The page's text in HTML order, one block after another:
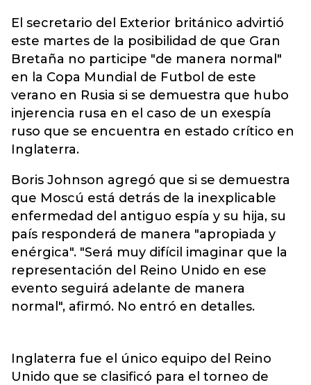
El secretario del Exterior británico advirtió
este martes de la posibilidad de que Gran
Bretaña no participe "de manera normal"
en la Copa Mundial de Futbol de este
verano en Rusia si se demuestra que hubo
injerencia rusa en el caso de un exespía
ruso que se encuentra en estado crítico en
Inglaterra.
Boris Johnson agregó que si se demuestra
que Moscú está detrás de la inexplicable
enfermedad del antiguo espía y su hija, su
país responderá de manera "apropiada y
enérgica". "Será muy difícil imaginar que la
representación del Reino Unido en ese
evento seguirá adelante de manera
normal", afirmó. No entró en detalles.
Inglaterra fue el único equipo del Reino
Unido que se clasificó para el torneo de